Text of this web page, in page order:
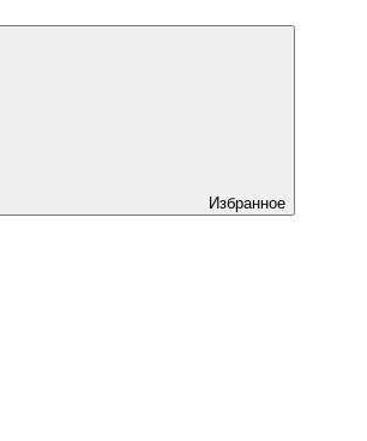
Избранное